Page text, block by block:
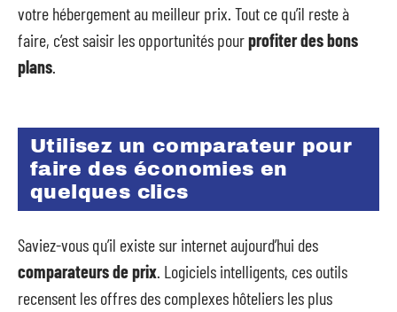
votre hébergement au meilleur prix. Tout ce qu’il reste à
faire, c’est saisir les opportunités pourprofiter des bons
plans
Utilisez un comparateur pour
faire des économies en
quelques clics
Saviez-vous qu’il existe sur internet aujourd’hui des
comparateurs de prix . Logiciels intelligents, ces outils
recensent les offres des complexes hôteliers les plus